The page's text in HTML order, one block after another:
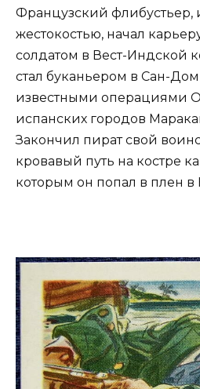
Французский флибустьер,
жестокостью, начал
солдатом в Вест-Индской
стал буканьером в Сан-
известными операциями
испанских городов
Закончил пират свой
кровавый путь на костре
которым он попал в плен в